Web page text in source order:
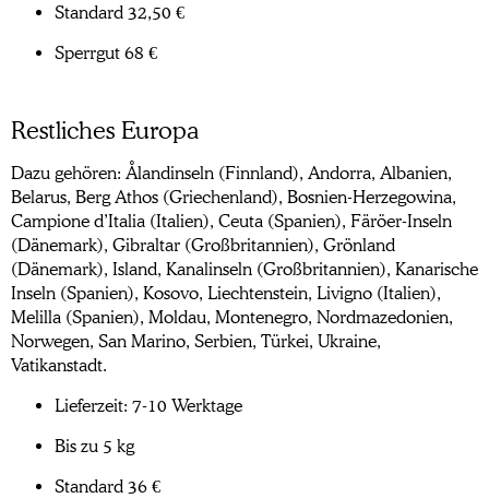
Standard 32,50 €
Sperrgut 68 €
Restliches Europa
Dazu gehören: Ålandinseln (Finnland), Andorra, Albanien,
Belarus, Berg Athos (Griechenland), Bosnien-Herzegowina,
Campione d’Italia (Italien), Ceuta (Spanien), Färöer-Inseln
(Dänemark), Gibraltar (Großbritannien), Grönland
(Dänemark), Island, Kanalinseln (Großbritannien), Kanarische
Inseln (Spanien), Kosovo, Liechtenstein, Livigno (Italien),
Melilla (Spanien), Moldau, Montenegro, Nordmazedonien,
Norwegen, San Marino, Serbien, Türkei, Ukraine,
Vatikanstadt.
Lieferzeit: 7-10 Werktage
Bis zu 5 kg
Standard 36 €